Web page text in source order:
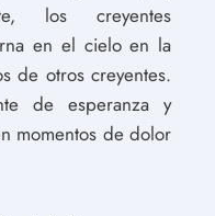
los creyentes
en el cielo en la
de otros creyentes.
de esperanza y
momentos de dolor